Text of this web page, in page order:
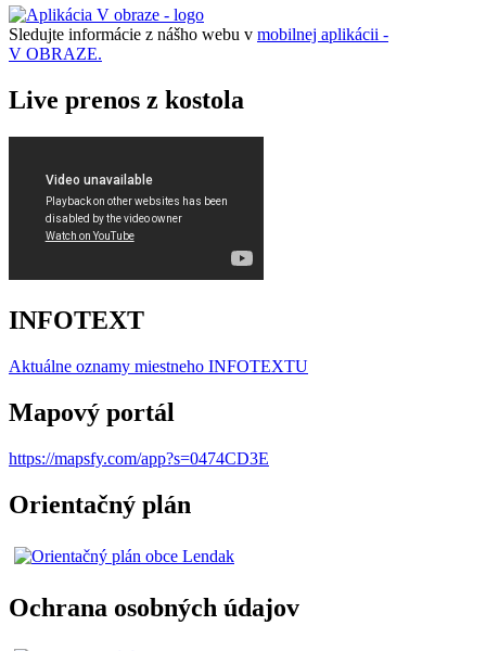
Sledujte informácie z nášho webu v mobilnej aplikácii -
V OBRAZE.
Live prenos z kostola
INFOTEXT
Aktuálne oznamy miestneho INFOTEXTU
Mapový portál
https://mapsfy.com/app?s=0474CD3E
Orientačný plán
Ochrana osobných údajov